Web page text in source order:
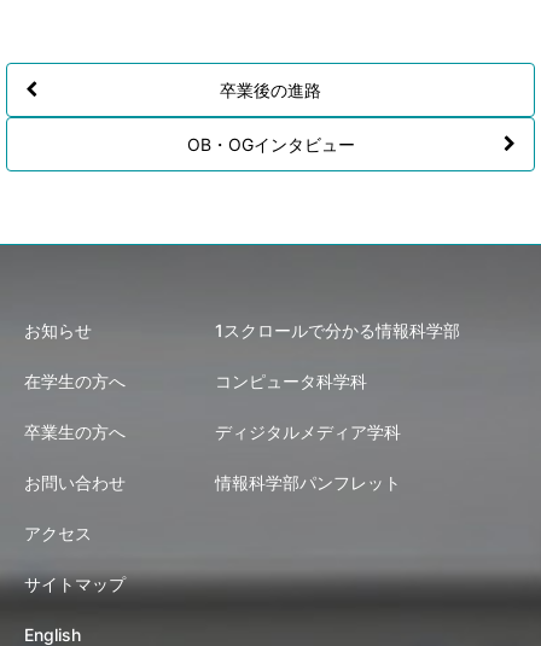
卒業後の進路
OB・OGインタビュー
お知らせ
在学生の方へ
卒業生の方へ
お問い合わせ
アクセス
サイトマップ
English
1スクロールで分かる情報科学部
コンピュータ科学科
ディジタルメディア学科
情報科学部パンフレット